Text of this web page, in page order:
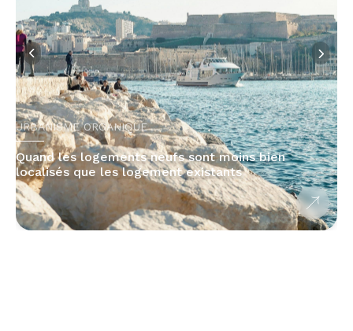
URBANISME ORGANIQUE
Quand les logements neufs sont moins bien
localisés que les logement existants